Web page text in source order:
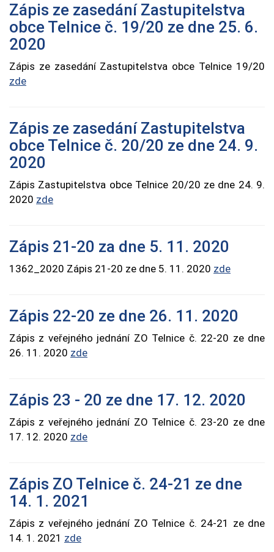
Zápis ze zasedání Zastupitelstva
obce Telnice č. 19/20 ze dne 25. 6.
2020
Zápis ze zasedání Zastupitelstva obce Telnice 19/20
zde
Zápis ze zasedání Zastupitelstva
obce Telnice č. 20/20 ze dne 24. 9.
2020
Zápis Zastupitelstva obce Telnice 20/20 ze dne 24. 9.
2020 zde
Zápis 21-20 za dne 5. 11. 2020
1362_2020 Zápis 21-20 ze dne 5. 11. 2020 zde
Zápis 22-20 ze dne 26. 11. 2020
Zápis z veřejného jednání ZO Telnice č. 22-20 ze dne
26. 11. 2020 zde
Zápis 23 - 20 ze dne 17. 12. 2020
Zápis z veřejného jednání ZO Telnice č. 23-20 ze dne
17. 12. 2020 zde
Zápis ZO Telnice č. 24-21 ze dne
14. 1. 2021
Zápis z veřejného jednání ZO Telnice č. 24-21 ze dne
14. 1. 2021 zde